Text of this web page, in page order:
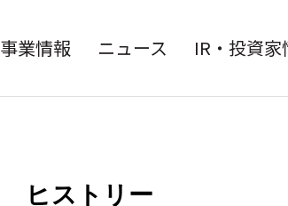
事業情報 ニュース IR・投資家
ヒストリー